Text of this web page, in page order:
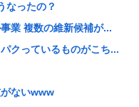
ら性被害←これ！
泥棒を捕まえろ』と叫...
ロを公約に掲げてい...
→「堅持しつつ」→「...
白書に反発 「日本の...
なったの？
業 複数の維新候補が...
クっているものがこち...
ないwww